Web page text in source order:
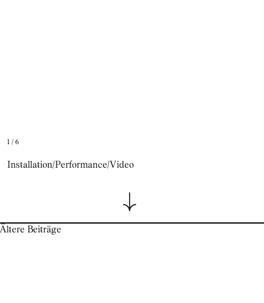
1 / 6
Installation/Performance/Video
Beitragsnavigation
Ältere Beiträge